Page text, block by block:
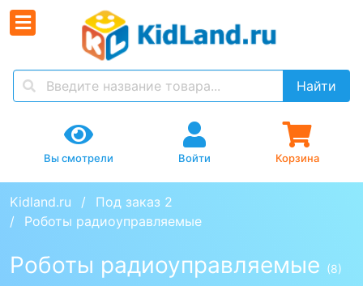
Найти
Вы смотрели Войти Корзина
Kidland.ru
Под заказ 2
Роботы радиоуправляемые
Роботы радиоуправляемые (8)